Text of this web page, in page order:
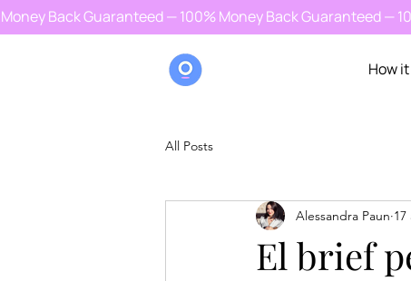
Back Guaranteed — 100% Money Back Guaranteed —
How
All Posts
El brief
Alessandra Paun 17